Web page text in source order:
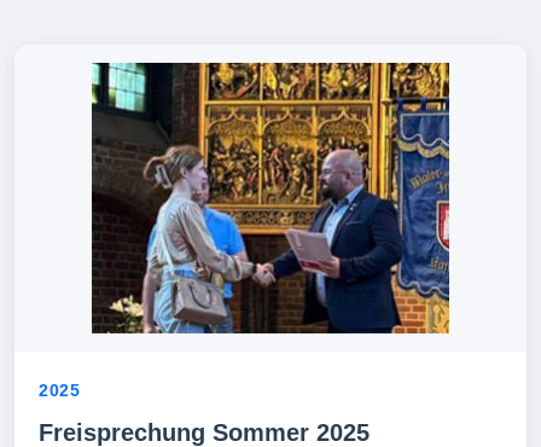
2025
Freisprechung Sommer 2025